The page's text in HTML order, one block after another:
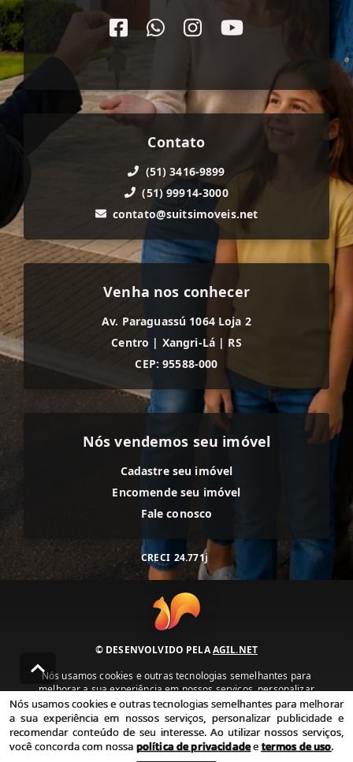
Contato
(51) 3416-9899
(51) 99914-3000
contato@suitsimoveis.net
Venha nos conhecer
Av. Paraguassú 1064 Loja 2
Centro | Xangri-Lá | RS
CEP: 95588-000
Nós vendemos seu imóvel
Cadastre seu imóvel
Encomende seu imóvel
Fale conosco
CRECI 24.771j
© DESENVOLVIDO PELAAGIL.NET
Nós usamos cookies e outras tecnologias semelhantes para
melhorar a sua experiência em nossos serviços, personalizar
publicidade e recomendar conteúdo de seu interesse. Ao utilizar
nossos serviços, você concorda com nossa política de privacidade e
termos de uso.
Política de Privacidade Termos de uso
Nós usamos cookies e outras tecnologias semelhantes para melhorar
a sua experiência em nossos serviços, personalizar publicidade e
recomendar conteúdo de seu interesse. Ao utilizar nossos serviços,
você concorda com nossa política de privacidadeetermos de uso.